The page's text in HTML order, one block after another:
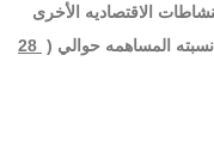
الاقتصاديه الأخرى
المساهمه حوالي ( 28